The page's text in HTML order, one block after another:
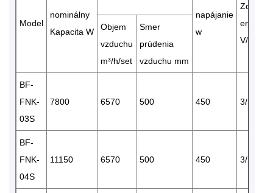
Model
nominálny
Kapacita W
napájanie
w
Zdroj
energie
V/P/A
Objem
vzduchu
m³/h/set
Smer
prúdenia
vzduchu mm
BF-
FNK-
03S
7800 6570 500 450 3/380
BF-
FNK-
04S
11150 6570 500 450 3/380